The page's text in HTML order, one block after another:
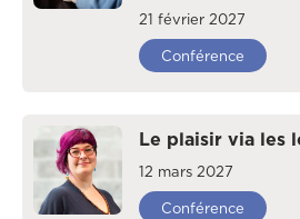
21 février 2027
Conférence
Le plaisir via les
12 mars 2027
Conférence